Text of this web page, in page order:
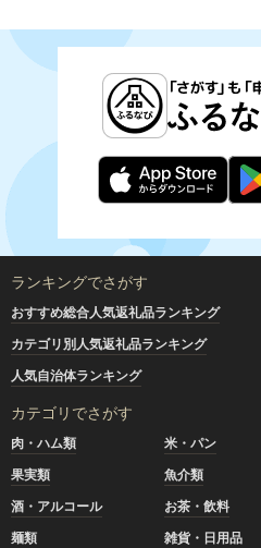
ランキングでさがす
おすすめ総合人気返礼品ランキング
カテゴリ別人気返礼品ランキング
人気自治体ランキング
カテゴリでさがす
肉・ハム類 米・パン
果実類
魚介類
酒・アルコール
お茶・飲料
麺類
雑貨・日用品